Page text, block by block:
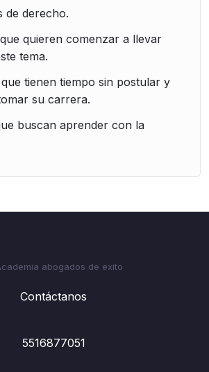
de derecho.
quieren comenzar a llevar
tema.
tienen tiempo sin postular y
su carrera.
buscan aprender con la
Contáctanos
5516877051